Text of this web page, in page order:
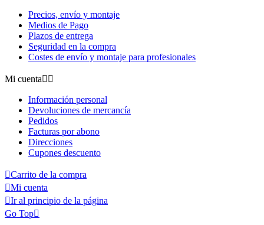
Precios, envío y montaje
Medios de Pago
Plazos de entrega
Seguridad en la compra
Costes de envío y montaje para profesionales
Mi cuenta 
Información personal
Devoluciones de mercancía
Pedidos
Facturas por abono
Direcciones
Cupones descuento
Carrito de la compra
Mi cuenta
Ir al principio de la página
Go Top